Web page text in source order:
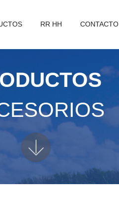
RR HH CONTACTO